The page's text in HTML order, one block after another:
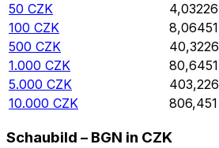
50 CZK 4,03226
100 CZK 8,06451
500 CZK 40,3226
1.000 CZK 80,6451
5.000 CZK 403,226
10.000 CZK 806,451
Schaubild – BGN in CZK